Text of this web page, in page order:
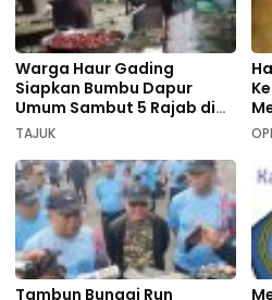
Warga Haur Gading
Siapkan Bumbu Dapur
Umum Sambut 5 Rajab di
Sekumpul
TAJUK
Tambun Bungai Run